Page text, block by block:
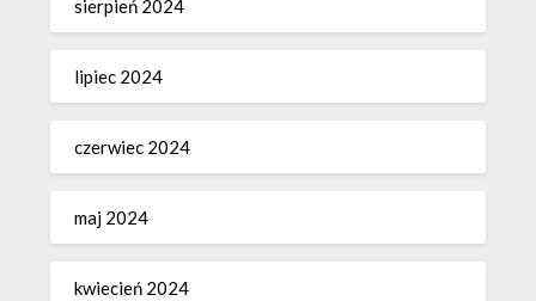
sierpień 2024
lipiec 2024
czerwiec 2024
maj 2024
kwiecień 2024